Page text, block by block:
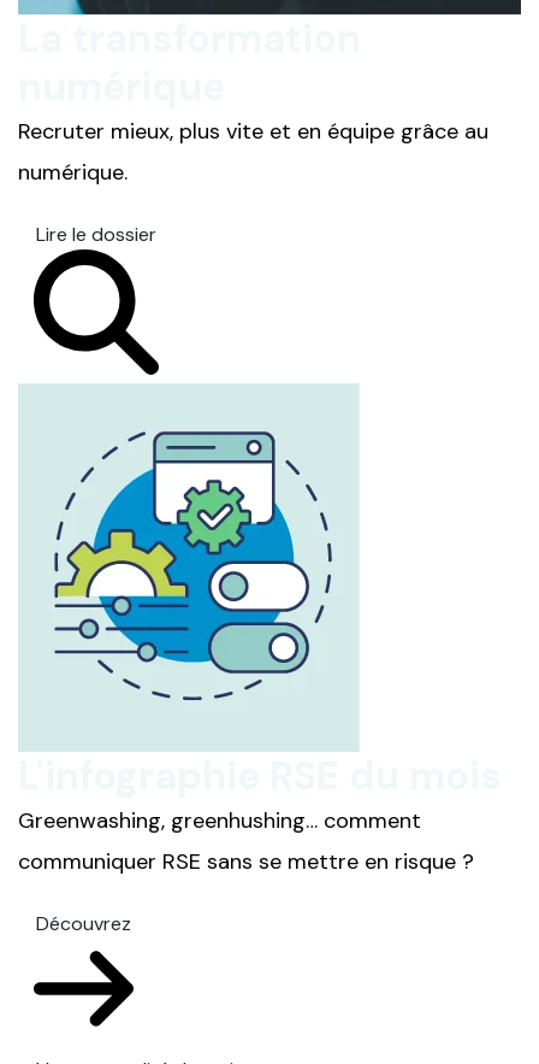
Recruter mieux, plus vite et en équipe grâce au
numérique.
Lire le dossier
Greenwashing, greenhushing… comment
communiquer RSE sans se mettre en risque ?
Découvrez